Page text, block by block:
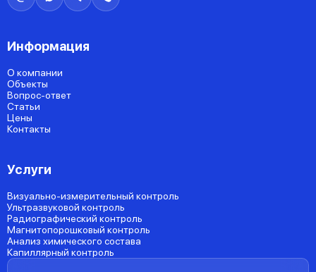
Информация
О компании
Объекты
Вопрос-ответ
Статьи
Цены
Контакты
Услуги
Визуально-измерительный контроль
Ультразвуковой контроль
Радиографический контроль
Магнитопорошковый контроль
Анализ химического состава
Капиллярный контроль